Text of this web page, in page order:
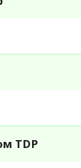
TDP